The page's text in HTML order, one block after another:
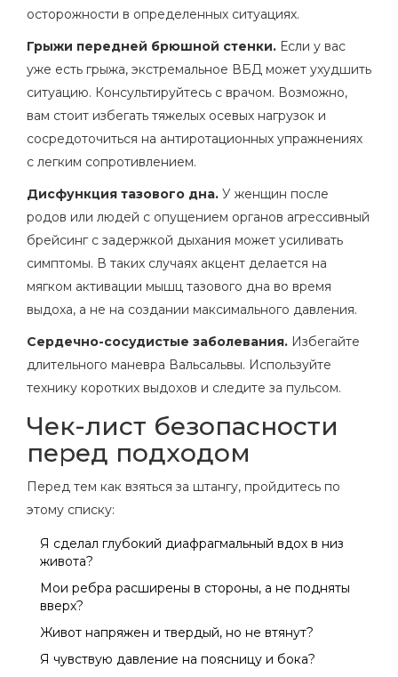
осторожности в определенных ситуациях.
Грыжи передней брюшной стенки. Если у вас
уже есть грыжа, экстремальное ВБД может ухудшить
ситуацию. Консультируйтесь с врачом. Возможно,
вам стоит избегать тяжелых осевых нагрузок и
сосредоточиться на антиротационных упражнениях
с легким сопротивлением.
Дисфункция тазового дна. У женщин после
родов или людей с опущением органов агрессивный
брейсинг с задержкой дыхания может усиливать
симптомы. В таких случаях акцент делается на
мягком активации мышц тазового дна во время
выдоха, а не на создании максимального давления.
Сердечно-сосудистые заболевания. Избегайте
длительного маневра Вальсальвы. Используйте
технику коротких выдохов и следите за пульсом.
Чек-лист безопасности
перед подходом
Перед тем как взяться за штангу, пройдитесь по
этому списку:
Я сделал глубокий диафрагмальный вдох в низ
живота?
Мои ребра расширены в стороны, а не подняты
вверх?
Живот напряжен и твердый, но не втянут?
Я чувствую давление на поясницу и бока?